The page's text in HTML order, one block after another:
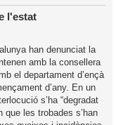
l'estat
han denunciat la
amb la consellera
el departament d’ençà
d’any. En un
s’ha “degradat
les trobades s’han